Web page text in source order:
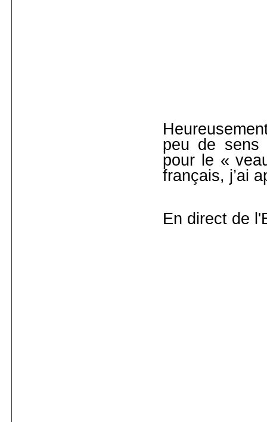
peu de sens
pour le «
français, j’ai
En direct de